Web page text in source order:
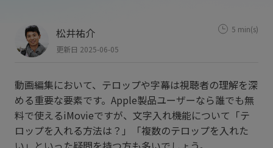
松井祐介
更新日 2025-06-05
5 min(s)
動画編集において、テロップや字幕は視聴者の理解を深
める重要な要素です。Apple製品ユーザーなら誰でも無
料で使えるiMovieですが、文字入れ機能について「テ
ロップを入れる方法は？」「複数のテロップを入れた